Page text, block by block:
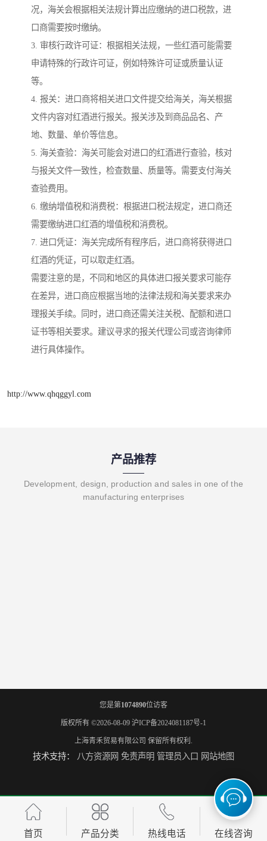
况，海关会根据相关法规计算出应缴纳的进口税款，进
口商需要按时缴纳。
3. 审核行政许可证：根据相关法规，一些红酒可能需要
申请特殊的行政许可证，例如特殊许可证或质量认证
等。
4. 报关：进口商将相关进口文件提交给海关，海关根据
文件内容对红酒进行报关。报关涉及到商品品名、产
地、数量、单价等信息。
5. 海关查验：海关可能会对进口的红酒进行查验，核对
与报关文件一致性，检查数量、质量等。需要支付海关
查验费用。
6. 缴纳增值税和消费税：根据进口税法规定，进口商还
需要缴纳进口红酒的增值税和消费税。
7. 进口凭证：海关完成所有程序后，进口商将获得进口
红酒的凭证，可以取走红酒。
需要注意的是，不同和地区的具体进口报关要求可能存
在差异，进口商应根据当地的法律法规和海关要求来办
理报关手续。同时，进口商还需关注关税、配额和进口
证书等相关要求。建议寻求的报关代理公司或咨询律师
进行具体操作。
http://www.qhqggyl.com
产品推荐
Development, design, production and sales in one of the
manufacturing enterprises
您是第1074890位访客
版权所有 ©2026-08-09 沪ICP备2024081187号-1
上海青禾贸易有限公司 保留所有权利.
技术支持： 八方资源网 免责声明 管理员入口 网站地图
首页 产品分类 热线电话 在线咨询